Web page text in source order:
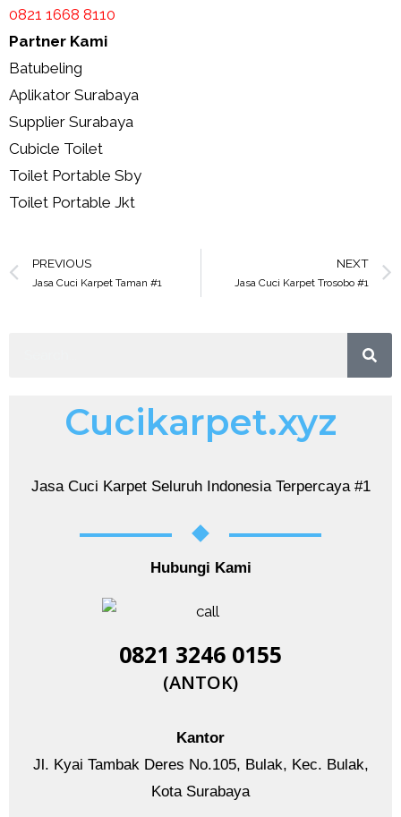
0821 1668 8110
Partner Kami
Batubeling
Aplikator Surabaya
Supplier Surabaya
Cubicle Toilet
Toilet Portable Sby
Toilet Portable Jkt
PREVIOUS
Jasa Cuci Karpet Taman #1
NEXT
Jasa Cuci Karpet Trosobo #1
Cucikarpet.xyz
Jasa Cuci Karpet Seluruh Indonesia Terpercaya #1
Hubungi Kami
0821 3246 0155​
(ANTOK)
Kantor
Jl. Kyai Tambak Deres No.105, Bulak, Kec. Bulak,
Kota Surabaya